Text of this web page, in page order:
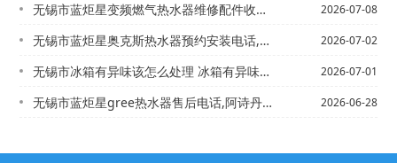
无锡市蓝炬星变频燃气热水器维修配件收费多少\燃气热水器维修配件价格新版 2026-07-08
无锡市蓝炬星奥克斯热水器预约安装电话,奥克斯热水器售后服务维修中心\蓝炬星奥克斯... 2026-07-02
无锡市冰箱有异味该怎么处理 冰箱有异味处理方法&冰箱有异味该怎么处理 冰箱有异味... 2026-07-01
无锡市蓝炬星gree热水器售后电话,阿诗丹顿售后服务电话_haier燃气灶打不着... 2026-06-28